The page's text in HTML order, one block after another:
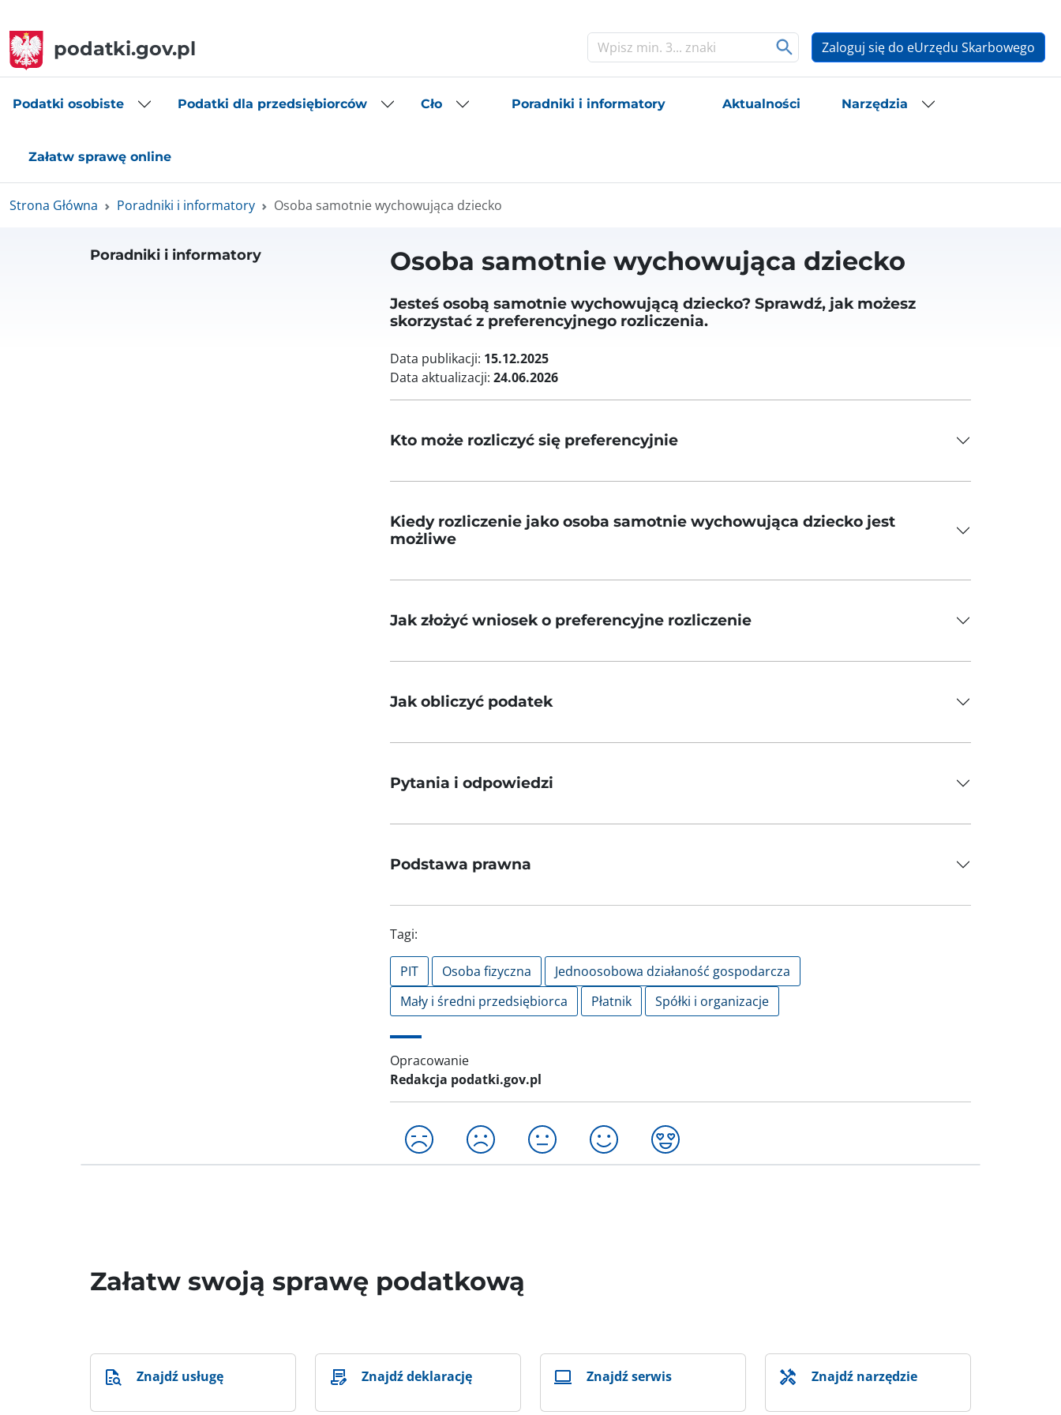
podatki.gov.pl Zaloguj się do eUrzędu Skarbowego
Podatki osobiste Podatki dla przedsiębiorców Cło Poradniki i informatory Aktualności Narzędzia
Załatw sprawę online
Strona Główna Poradniki i informatory Osoba samotnie wychowująca dziecko
Poradniki i informatory Osoba samotnie wychowująca dziecko
Jesteś osobą samotnie wychowującą dziecko? Sprawdź, jak możesz
skorzystać z preferencyjnego rozliczenia.
Data publikacji: 15.12.2025
Data aktualizacji: 24.06.2026
Kto może rozliczyć się preferencyjnie
Kiedy rozliczenie jako osoba samotnie wychowująca dziecko jest
możliwe
Jak złożyć wniosek o preferencyjne rozliczenie
Jak obliczyć podatek
Pytania i odpowiedzi
Podstawa prawna
Tagi:
PIT Osoba fizyczna
Jednoosobowa działaność gospodarcza
Mały i średni przedsiębiorca
Płatnik Spółki i organizacje
Opracowanie
Redakcja podatki.gov.pl
Załatw swoją sprawę podatkową
Znajdź usługę Znajdź deklarację Znajdź serwis Znajdź narzędzie